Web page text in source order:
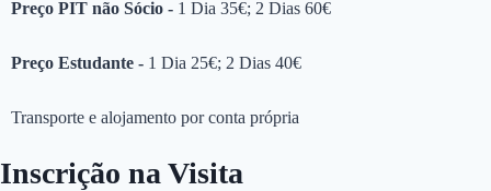
Preço PIT não Sócio - 1 Dia 35€; 2 Dias 60€
Preço Estudante - 1 Dia 25€; 2 Dias 40€
Transporte e alojamento por conta própria
Inscrição na Visita